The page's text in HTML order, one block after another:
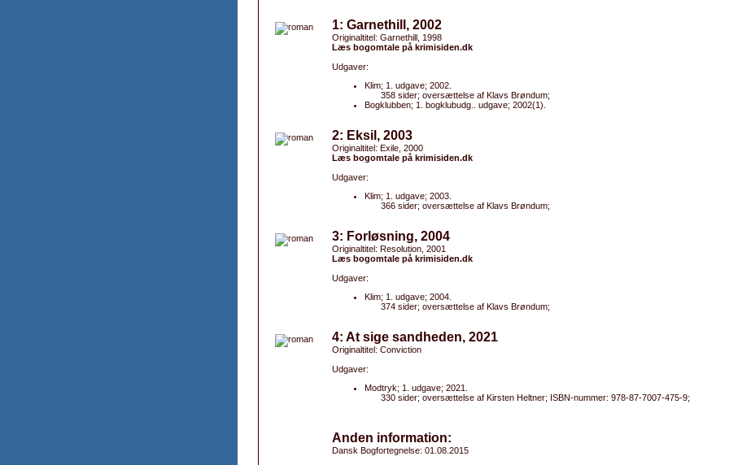
1: Garnethill, 2002
Originaltitel: Garnethill, 1998
Læs bogomtale på krimisiden.dk
Udgaver:
Klim; 1. udgave; 2002.
358 sider; oversættelse af Klavs Brøndum;
Bogklubben; 1. bogklubudg.. udgave; 2002(1).
2: Eksil, 2003
Originaltitel: Exile, 2000
Læs bogomtale på krimisiden.dk
Udgaver:
Klim; 1. udgave; 2003.
366 sider; oversættelse af Klavs Brøndum;
3: Forløsning, 2004
Originaltitel: Resolution, 2001
Læs bogomtale på krimisiden.dk
Udgaver:
Klim; 1. udgave; 2004.
374 sider; oversættelse af Klavs Brøndum;
4: At sige sandheden, 2021
Originaltitel: Conviction
Udgaver:
Modtryk; 1. udgave; 2021.
330 sider; oversættelse af Kirsten Heltner; ISBN-nummer: 978-87-7007-475-9;
Anden information:
Dansk Bogfortegnelse: 01.08.2015